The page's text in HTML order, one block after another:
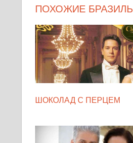
ПОХОЖИЕ
ШОКОЛАД С ПЕРЦЕМ